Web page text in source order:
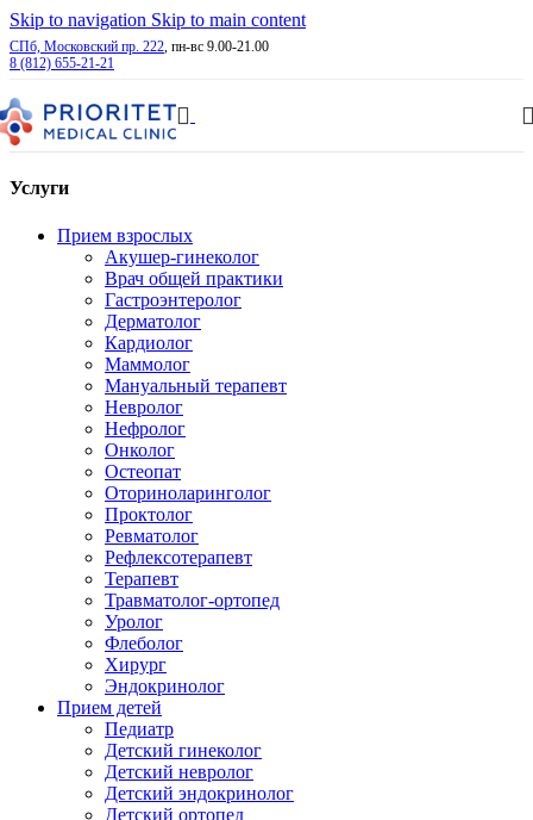
Skip to navigation Skip to main content
СПб, Московский пр. 222, пн-вс 9.00-21.00
8 (812) 655-21-21
Услуги
Прием взрослых
Акушер-гинеколог
Врач общей практики
Гастроэнтеролог
Дерматолог
Кардиолог
Маммолог
Мануальный терапевт
Невролог
Нефролог
Онколог
Остеопат
Оториноларинголог
Проктолог
Ревматолог
Рефлексотерапевт
Терапевт
Травматолог-ортопед
Уролог
Флеболог
Хирург
Эндокринолог
Прием детей
Педиатр
Детский гинеколог
Детский невролог
Детский эндокринолог
Детский ортопед